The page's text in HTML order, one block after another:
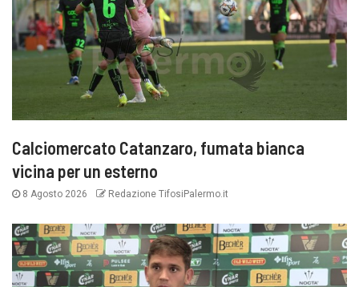
Calciomercato Catanzaro, fumata bianca
vicina per un esterno
8 Agosto 2026 Redazione TifosiPalermo.it